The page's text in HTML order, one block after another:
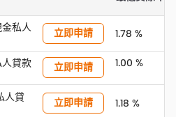
私人
立即申請 1.78 %
貸款 立即申請 1.00 %
人貸
立即申請 1.18 %